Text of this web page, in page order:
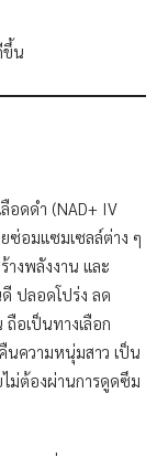
ขึ้น
อดดำ (NAD+ IV
ยซ่อมแซมเซลล์ต่าง ๆ
างพลังงาน และ
ปลอดโปร่ง ลด
อเป็นทางเลือก
ความหนุ่มสาว เป็น
ไม่ต้องผ่านการดูดซึม